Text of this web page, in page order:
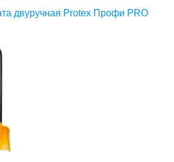
двуручная Protex Профи PRO